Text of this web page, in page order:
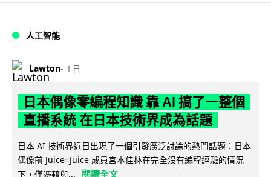
人工智能
Lawton 1 日
日本偶像零編程知識 靠 AI 搞了一整個
直播系統 在日本技術界成為話題
日本 AI 技術界近日出現了一個引發廣泛討論的熱門話題：日本
偶像前 Juice=Juice 成員宮本佳林在完全沒有編程經驗的情況
下，僅憑藉與...
閱讀全文